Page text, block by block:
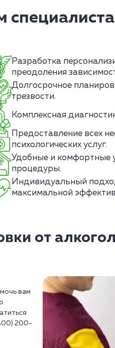
Разработка
преодоления
Долгосрочное
трезвости.
Комплексная
Предоставление всех
психологических услуг.
Удобные и комфортные
процедуры.
Индивидуальный
максимальной
от
вам
200-